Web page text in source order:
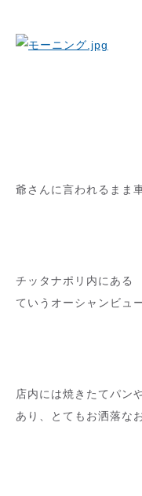
爺さんに言われるまま
チッタナポリ内にあ
ていうオーシャンビュ
店内には焼きたてパン
あり、とてもお洒落な